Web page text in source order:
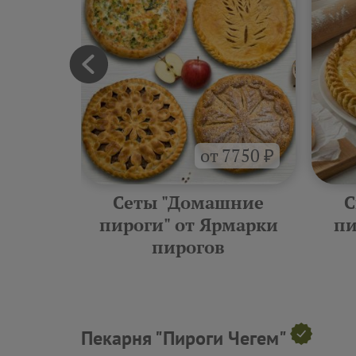
от 7750 ₽
Сеты "Домашние
пироги" от Ярмарки
пирогов
Пекарня "Пироги Чегем"